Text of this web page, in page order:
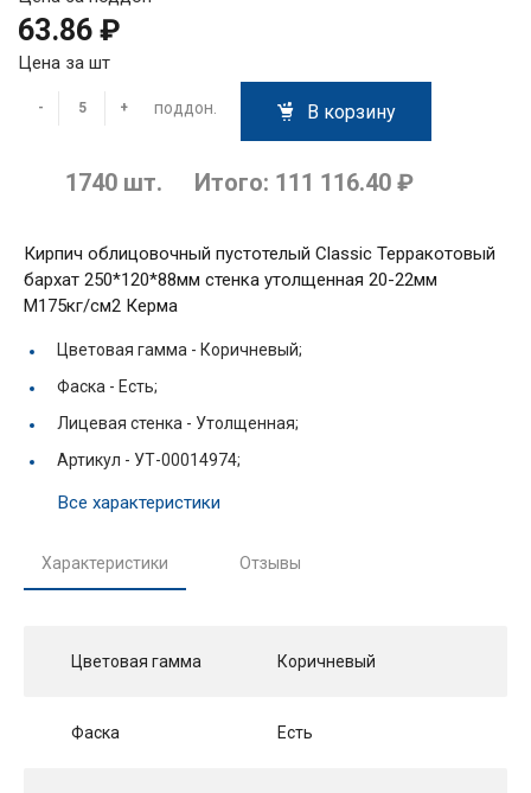
63.86 ₽
Цена за шт
- + поддон. В корзину
1740 шт. Итого: 111 116.40 ₽
Кирпич облицовочный пустотелый Classic Терракотовый
бархат 250*120*88мм стенка утолщенная 20-22мм
М175кг/см2 Керма
Цветовая гамма - Коричневый;
Фаска - Есть;
Лицевая стенка - Утолщенная;
Артикул - УТ-00014974;
Все характеристики
Характеристики Отзывы
Цветовая гамма Коричневый
Фаска Есть